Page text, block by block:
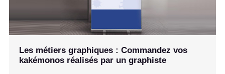
Les métiers graphiques : Commandez vos
kakémonos réalisés par un graphiste